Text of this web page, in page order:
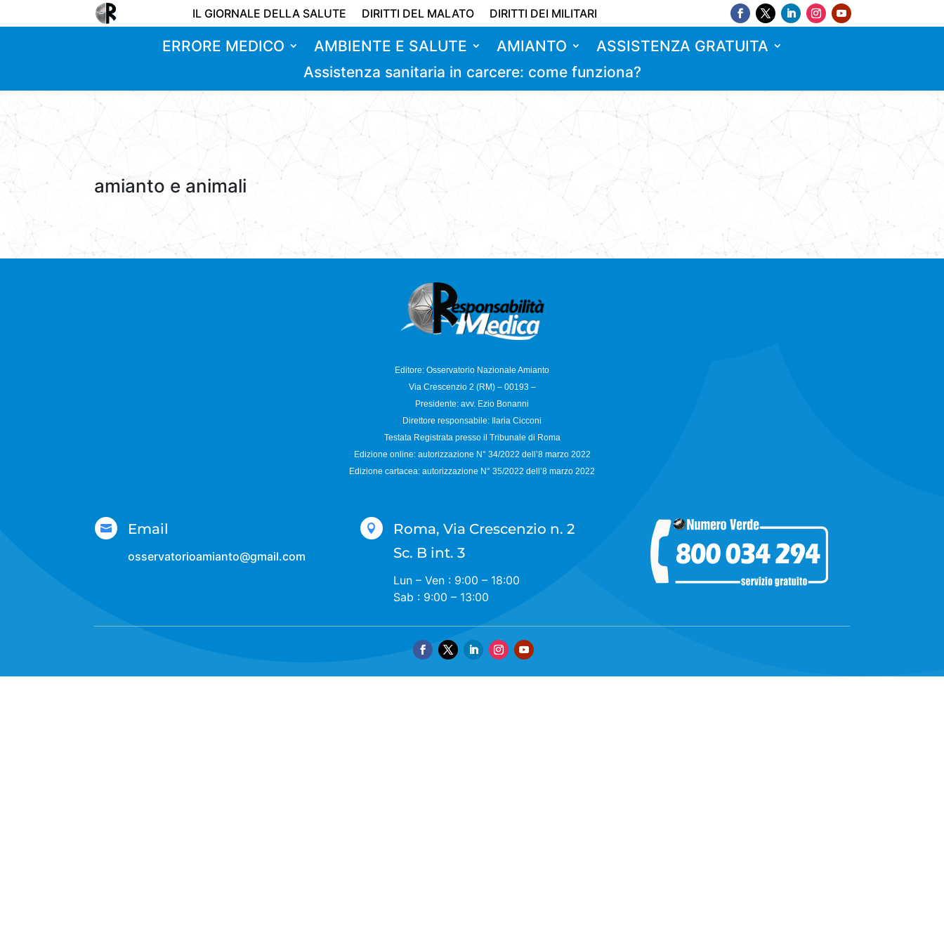
IL GIORNALE DELLA SALUTE DIRITTI DEL MALATO DIRITTI DEI MILITARI
ERRORE MEDICO AMBIENTE E SALUTE AMIANTO
ASSISTENZA GRATUITA
Assistenza sanitaria in carcere: come funziona?
amianto e animali
Editore: Osservatorio Nazionale Amianto
Via Crescenzio 2 (RM) – 00193 –
Presidente: avv. Ezio Bonanni
Direttore responsabile: Ilaria Cicconi
Testata Registrata presso il Tribunale di Roma
Edizione online: autorizzazione N° 34/2022 dell’8 marzo 2022
Edizione cartacea: autorizzazione N° 35/2022 dell’8 marzo 2022
 Email
osservatorioamianto@gmail.com

Roma, Via Crescenzio n. 2
Sc. B int. 3
Lun – Ven : 9:00 – 18:00
Sab : 9:00 – 13:00